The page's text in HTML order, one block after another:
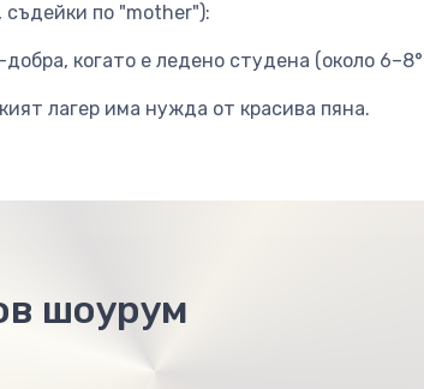
по "mother"):
когато е ледено студена (около
лагер има нужда от красива пяна.
шоурум